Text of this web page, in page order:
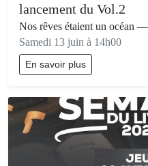
lancement du Vol.2
Nos rêves étaient un océan
Samedi 13 juin à 14h00
En savoir plus